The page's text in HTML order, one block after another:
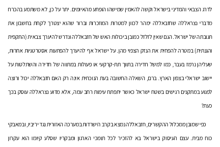
לדרג הצבאי והמדיני בישראל וקשה להאמין שמישהו הופתע מהאיומים. יתר על כן, לא משתמע בהכרח
מדברי נצראללה שחזבאללה ימהר לכוון למטרות המוזכרות וברור שהוא יצטרך לקחת בחשבון את
תגובתה של ישראל. הגם שאין לזלזל כמובן ביכולות האש של חזבאללה ונדרש להיערך צבאית (התקפית
והגנתית) במטרה להפחית את הנזק הצפוי מהן. על ישראל אף להיערך להפתעות אסטרטגיות אחרות,
שעליהן נרמז בעבר, כמו למשל חדירה בתווך תת-קרקעי או פעולות במתווה של חדירה והשתלטות על
יישוב ישראלי בצפון הארץ. ברם, השאלה החשובה בעת הנוכחית אינה רק האם חזבאללה יכול ורוצה
לפגוע במתקנים רגישים בשטח ישראל כאשר יתפתח עימות רחב עמה, אלא מדוע נצראללה עוסק בכך
כעת?
כפי שמובן ממכלול ההקשרים, חזבאללה נמצא בקרב הישרדות במערכה האזורית נגד יריביו, ובמאבקי
כוח מבית. עצם העיסוק בישראל בא להזכיר לכל תומכי הארגון ומבקריו שסלע קיומו הוא עקרון